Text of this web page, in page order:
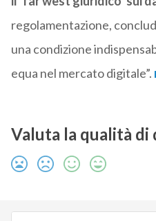
regolamentazione,
una condizione
equa nel mercato digitale”.
Valuta la qualità